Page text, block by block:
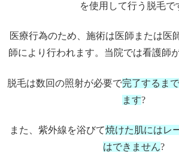
を使用して行う脱毛で
医療行為のため、施術は医師または医
師により行われます。当院では看護師
脱毛は数回の照射が必要で完了するま
ます?
また、紫外線を浴びて焼けた肌にはレ
はできません?